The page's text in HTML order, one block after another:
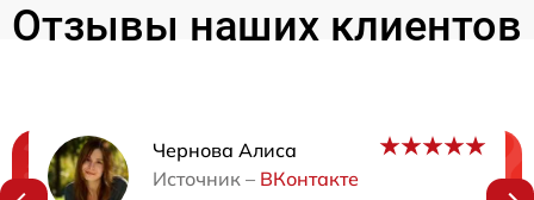
Отзывы наших клиентов
Чернова Алиса
Источник – ВКонтакте
Нужна консультация?